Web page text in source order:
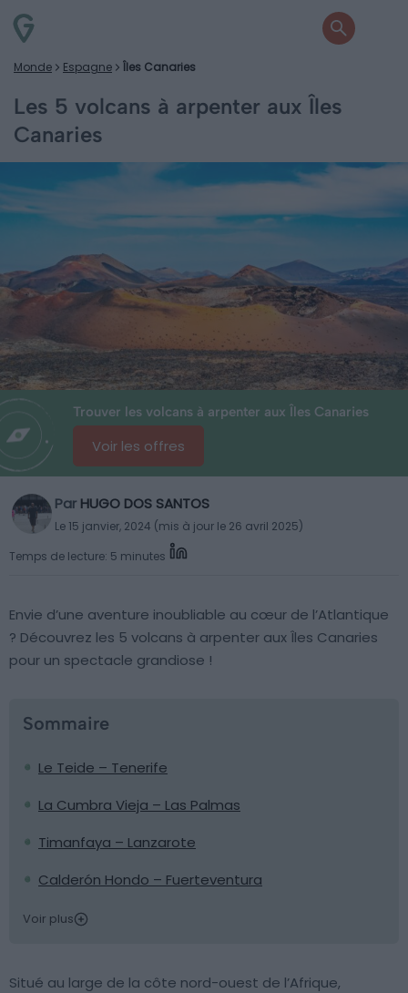
Monde Espagne Îles Canaries
Les 5 volcans à arpenter aux Îles
Canaries
Trouver les volcans à arpenter aux Îles Canaries
Voir les offres
Par HUGO DOS SANTOS
Le 15 janvier, 2024 (mis à jour le 26 avril 2025)
Temps de lecture: 5 minutes
Envie d’une aventure inoubliable au cœur de l’Atlantique
? Découvrez les 5 volcans à arpenter aux Îles Canaries
pour un spectacle grandiose !
Sommaire
Le Teide – Tenerife
La Cumbra Vieja – Las Palmas
Timanfaya – Lanzarote
Calderón Hondo – Fuerteventura
Voir plus
Situé au large de la côte nord-ouest de l’Afrique,